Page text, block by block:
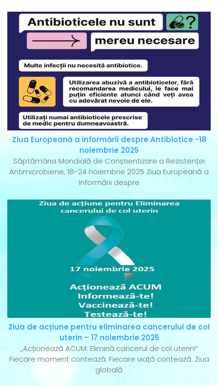
Ziua Europeană a Informării despre Antibiotice -18
noiembrie 2025
Săptămâna Mondială de Conștientizare a Rezistenței
Antimicrobiene, 18-24 noiembrie 2025 Ziua Europeană a
Informării despre
Ziua de acțiune pentru eliminarea cancerului de col
uterin – 17 noiembrie 2025
„Acționează ACUM: Elimină cancerul de col uterin!”
Fiecare moment contează. Fiecare viață contează. Ziua
globală